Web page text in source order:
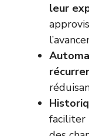
leur
faciliter